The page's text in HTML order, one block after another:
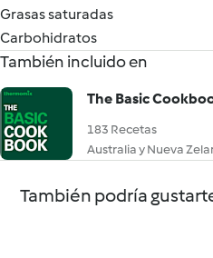
Grasas saturadas
Carbohidratos
También incluido en
The Basic
183 Recetas
Australia y Nueva
También podría